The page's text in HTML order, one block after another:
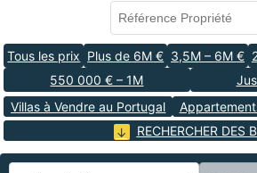
Tous les prix Plus de 6M € 3,5M – 6M €
550 000 € – 1M
Villas à Vendre au Portugal
RECHERCHER DES